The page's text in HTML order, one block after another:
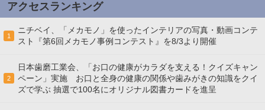
アクセスランキング
1
ニチベイ、「メカモノ」を使ったインテリアの写真・動画コンテ
スト『第6回メカモノ事例コンテスト』を8/3より開催
2
日本歯磨工業会、「お口の健康がカラダを支える！クイズキャン
ペーン」実施 お口と全身の健康の関係や歯みがきの知識をクイ
ズで学ぶ 抽選で100名にオリジナル図書カードを進呈